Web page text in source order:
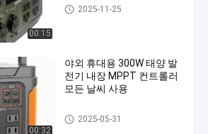
00:15
휴대용 전력 방송국
2025-11-25
00:32
야외 휴대용 300W 태양 발
전기 내장 MPPT 컨트롤러
모든 날씨 사용
휴대용 전력 방송국
2025-05-31